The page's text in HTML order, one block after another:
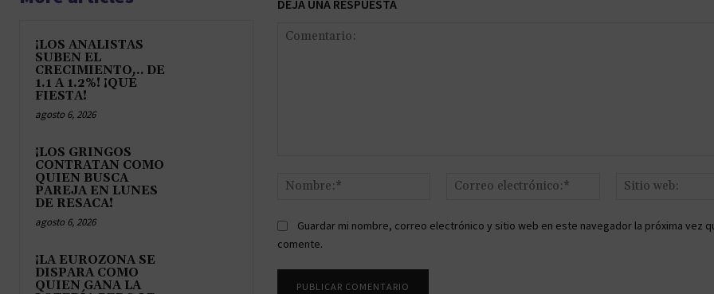
¡LOS ANALISTAS
SUBEN EL
CRECIMIENTO… DE
1.1 A 1.2%! ¡QUÉ
FIESTA!
agosto 6, 2026
¡LOS GRINGOS
CONTRATAN COMO
QUIEN BUSCA
PAREJA EN LUNES
DE RESACA!
agosto 6, 2026
¡LA EUROZONA SE
DISPARA COMO
QUIEN GANA LA
DEJA UNA RESPUESTA
Nombre:*
Correo
Guardar mi nombre, correo electrónico y sitio web en este navegador la próxima vez
comente.